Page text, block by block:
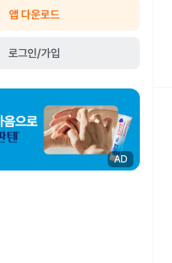
앱 다운로드
로그인/가입
AD